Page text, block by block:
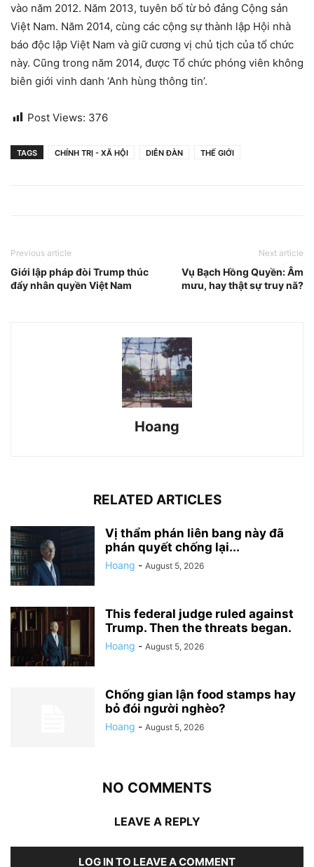
vào năm 2012. Năm 2013, tuyên bố từ bỏ đảng Cộng sản
Việt Nam. Năm 2014, cùng các cộng sự thành lập Hội nhà
báo độc lập Việt Nam và giữ cương vị chủ tịch của tổ chức
này. Cũng trong năm 2014, được Tổ chức phóng viên không
biên giới vinh danh ‘Anh hùng thông tin’.
Post Views: 376
TAGS CHÍNH TRỊ - XÃ HỘI DIỄN ĐÀN THẾ GIỚI
Previous article
Giới lập pháp đòi Trump thúc
đẩy nhân quyền Việt Nam
Next article
Vụ Bạch Hồng Quyền: Âm
mưu, hay thật sự truy nã?
Hoang
RELATED ARTICLES
Vị thẩm phán liên bang này đã
phán quyết chống lại...
Hoang - August 5, 2026
This federal judge ruled against
Trump. Then the threats began.
Hoang - August 5, 2026
Chống gian lận food stamps hay
bỏ đói người nghèo?
Hoang - August 5, 2026
NO COMMENTS
LEAVE A REPLY
LOG IN TO LEAVE A COMMENT